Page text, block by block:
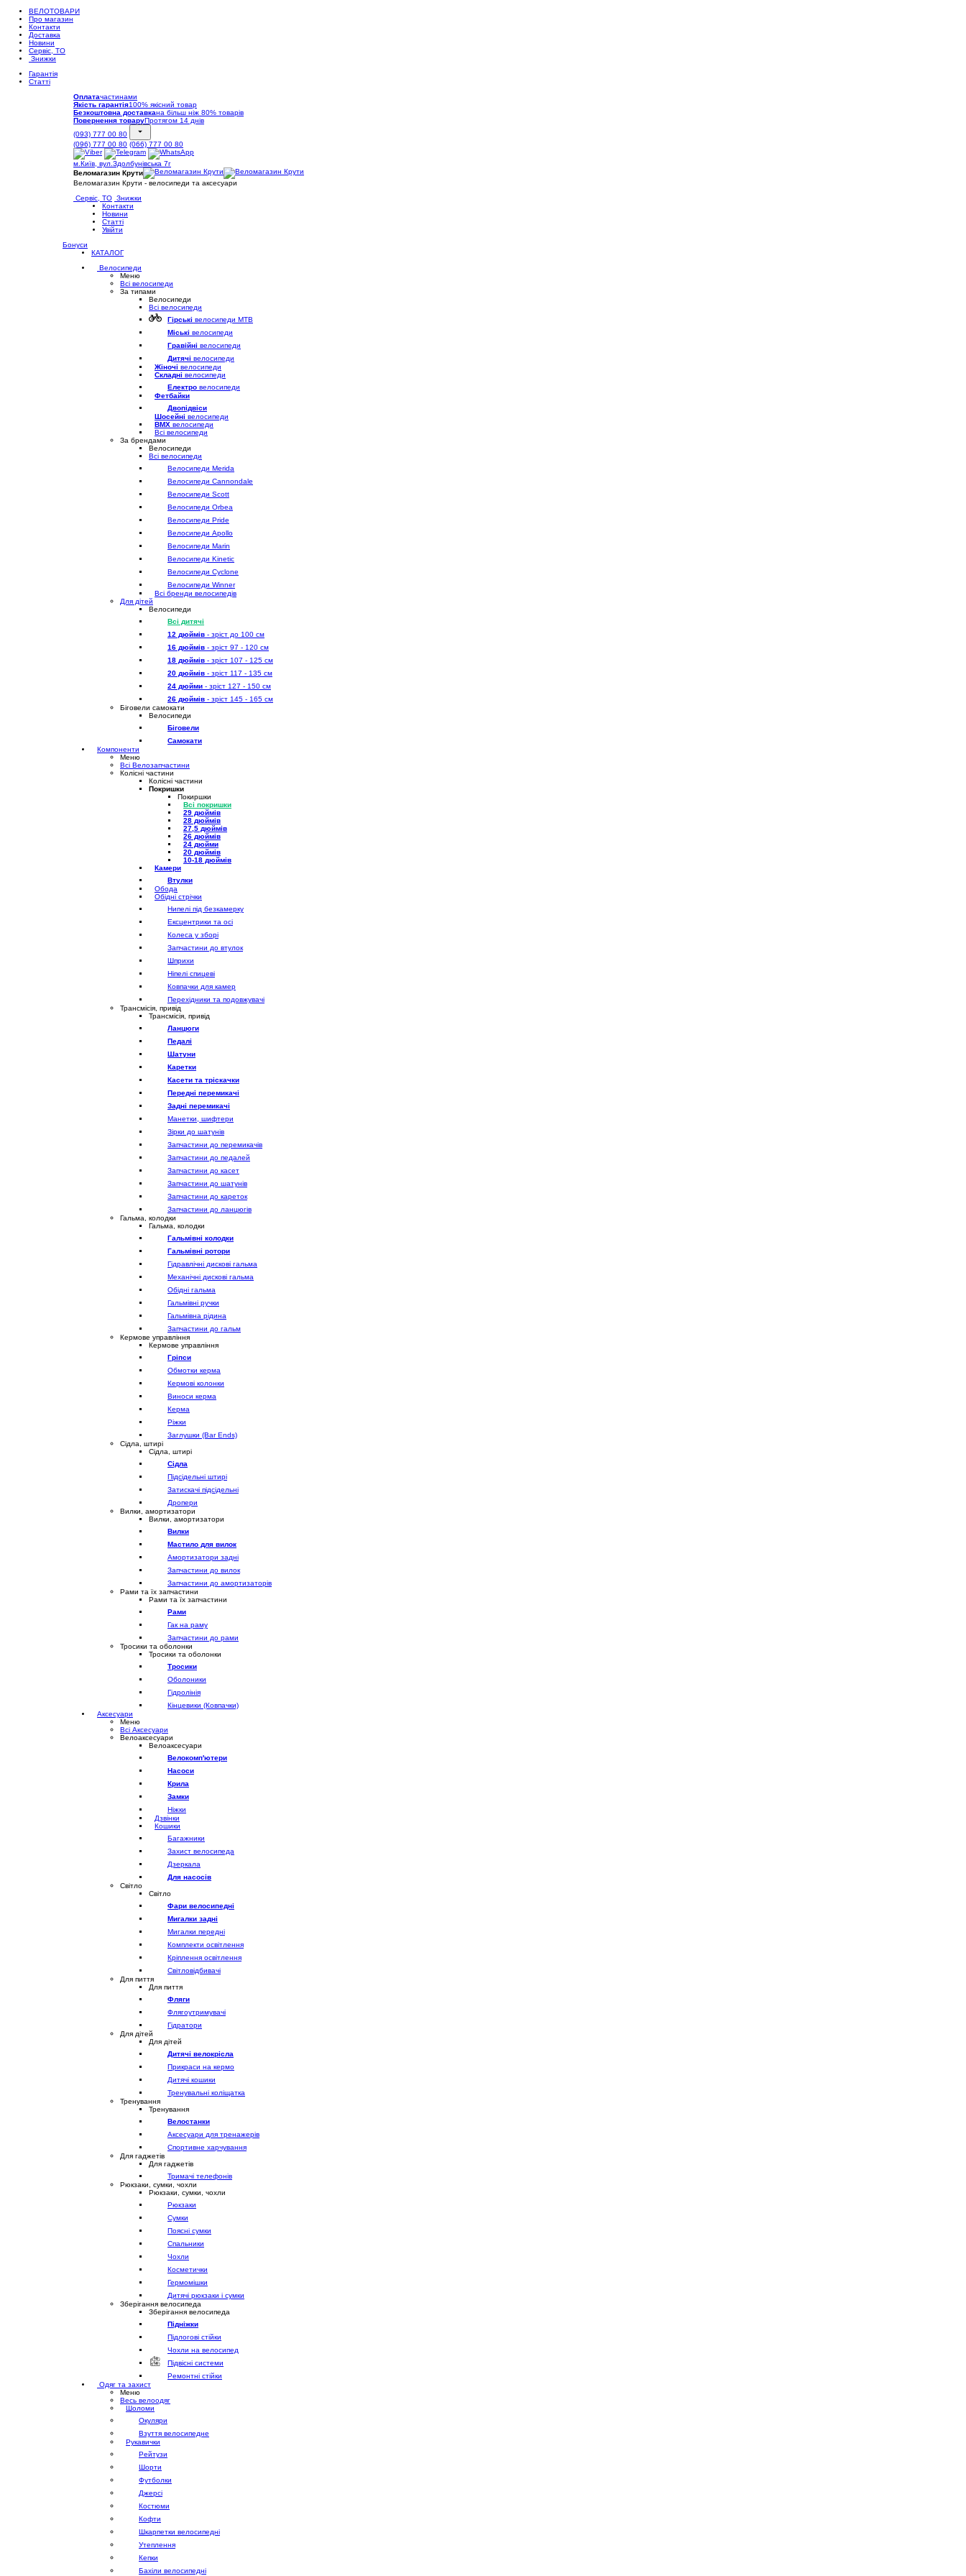
ВЕЛОТОВАРИ
Про магазин
Контакти
Доставка
Новини
Сервіс, ТО
Знижки
Гарантія
Статті
Оплатачастинами
Якість гарантія100% якісний товар
Безкоштовна доставкана більш ніж 80% товарів
Повернення товаруПротягом 14 днів
(093) 777 00 80
(096) 777 00 80 (066) 777 00 80
м.Київ, вул.Здолбунівська 7г
Веломагазин Крути
Веломагазин Крути - велосипеди та аксесуари
Сервіс, ТО Знижки
Контакти
Новини
Статті
Увійти
Бонуси
КАТАЛОГ
Велосипеди
Меню
Всі велосипеди
За типами
Велосипеди
Всі велосипеди
Гірські велосипеди MTB
Міські велосипеди
Гравійні велосипеди
Дитячі велосипеди
Жіночі велосипеди
Складні велосипеди
Електро велосипеди
Фетбайки
Двопідвіси
Шосейні велосипеди
BMX велосипеди
Всі велосипеди
За брендами
Велосипеди
Всі велосипеди
Велосипеди Merida
Велосипеди Cannondale
Велосипеди Scott
Велосипеди Orbea
Велосипеди Pride
Велосипеди Apollo
Велосипеди Marin
Велосипеди Kinetic
Велосипеди Cyclone
Велосипеди Winner
Всі бренди велосипедів
Для дітей
Велосипеди
Всі дитячі
12 дюймів - зріст до 100 см
16 дюймів - зріст 97 - 120 см
18 дюймів - зріст 107 - 125 см
20 дюймів - зріст 117 - 135 см
24 дюйми - зріст 127 - 150 см
26 дюймів - зріст 145 - 165 см
Біговели самокати
Велосипеди
Біговели
Самокати
Компоненти
Меню
Всі Велозапчастини
Колісні частини
Колісні частини
Покришки
Покиршки
Всі покришки
29 дюймів
28 дюймів
27,5 дюймів
26 дюймів
24 дюйми
20 дюймів
10-18 дюймів
Камери
Втулки
Обода
Обідні стрічки
Нипелі під безкамерку
Ексцентрики та осі
Колеса у зборі
Запчастини до втулок
Шприхи
Ніпелі спицеві
Ковпачки для камер
Перехідники та подовжувачі
Трансмісія, привід
Трансмісія, привід
Ланцюги
Педалі
Шатуни
Каретки
Касети та тріскачки
Передні перемикачі
Задні перемикачі
Манетки, шифтери
Зірки до шатунів
Запчастини до перемикачів
Запчастини до педалей
Запчастини до касет
Запчастини до шатунів
Запчастини до кареток
Запчастини до ланцюгів
Гальма, колодки
Гальма, колодки
Гальмівні колодки
Гальмівні ротори
Гідравлічні дискові гальма
Механічні дискові гальма
Обідні гальма
Гальмівні ручки
Гальмівна рідина
Запчастини до гальм
Кермове управління
Кермове управління
Гріпси
Обмотки керма
Кермові колонки
Виноси керма
Керма
Ріжки
Заглушки (Bar Ends)
Сідла, штирі
Сідла, штирі
Сідла
Підсідельні штирі
Затискачі підсідельні
Дропери
Вилки, амортизатори
Вилки, амортизатори
Вилки
Мастило для вилок
Амортизатори задні
Запчастини до вилок
Запчастини до амортизаторів
Рами та їх запчастини
Рами та їх запчастини
Рами
Гак на раму
Запчастини до рами
Тросики та оболонки
Тросики та оболонки
Тросики
Оболоники
Гідролінія
Кінцевики (Ковпачки)
Аксесуари
Меню
Всі Аксесуари
Велоаксесуари
Велоаксесуари
Велокомп'ютери
Насоси
Крила
Замки
Ніжки
Дзвінки
Кошики
Багажники
Захист велосипеда
Дзеркала
Для насосів
Світло
Світло
Фари велосипедні
Мигалки задні
Мигалки передні
Комплекти освітлення
Кріплення освітлення
Світловідбивачі
Для пиття
Для пиття
Фляги
Флягоутримувачі
Гідратори
Для дітей
Для дітей
Дитячі велокрісла
Прикраси на кермо
Дитячі кошики
Тренувальні коліщатка
Тренування
Тренування
Велостанки
Аксесуари для тренажерів
Спортивне харчування
Для гаджетів
Для гаджетів
Тримачі телефонів
Рюкзаки, сумки, чохли
Рюкзаки, сумки, чохли
Рюкзаки
Сумки
Поясні сумки
Спальники
Чохли
Косметички
Гермомішки
Дитячі рюкзаки і сумки
Зберігання велосипеда
Зберігання велосипеда
Підніжки
Підлогові стійки
Чохли на велосипед
Підвісні системи
Ремонтні стійки
Одяг та захист
Меню
Весь велоодяг
Шоломи
Окуляри
Взуття велосипедне
Рукавички
Рейтузи
Шорти
Футболки
Джерсі
Костюми
Кофти
Шкарпетки велосипедні
Утеплення
Кепки
Бахіли велосипедні